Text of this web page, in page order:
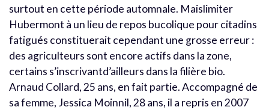
surtout en cette période automnale. Maislimiter
Hubermont à un lieu de repos bucolique pour citadins
fatigués constituerait cependant une grosse erreur :
des agriculteurs sont encore actifs dans la zone,
certains s’inscrivantd’ailleurs dans la filière bio.
Arnaud Collard, 25 ans, en fait partie. Accompagné de
sa femme, Jessica Moinnil, 28 ans, il a repris en 2007